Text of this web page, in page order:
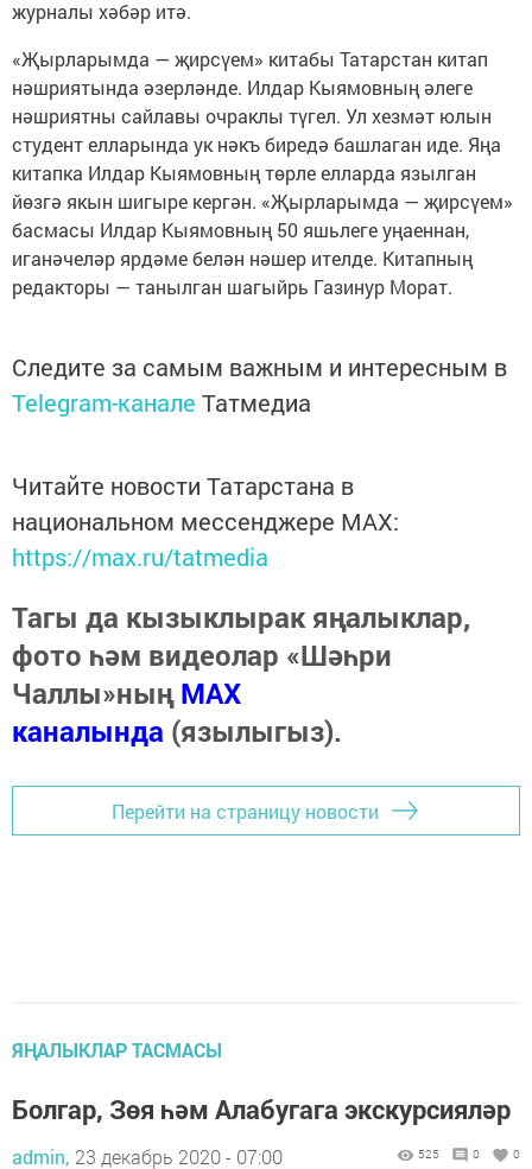
журналы хәбәр итә.
«Җырларымда — җирсүем» китабы Татарстан китап
нәшриятында әзерләнде. Илдар Кыямовның әлеге
нәшриятны сайлавы очраклы түгел. Ул хезмәт юлын
студент елларында ук нәкъ биредә башлаган иде. Яңа
китапка Илдар Кыямовның төрле елларда язылган
йөзгә якын шигыре кергән. «Җырларымда — җирсүем»
басмасы Илдар Кыямовның 50 яшьлеге уңаеннан,
иганәчеләр ярдәме белән нәшер ителде. Китапның
редакторы — танылган шагыйрь Газинур Морат.
Следите за самым важным и интересным в
Telegram-канале Татмедиа
Читайте новости Татарстана в
национальном мессенджере MАХ:
https://max.ru/tatmedia
Тагы да кызыклырак яңалыклар,
фото һәм видеолар «Шәһри
Чаллы»ныңMAX
каналында (язылыгыз).
Перейти на страницу новости
ЯҢАЛЫКЛАР ТАСМАСЫ
Болгар, Зөя һәм Алабугага экскурсияләр
admin, 23 декабрь 2020 - 07:00 525 0 0